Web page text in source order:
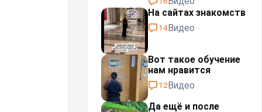
На сайтах знакомств
14Видео
Вот такое обучение
нам нравится
12Видео
Да ещё и после